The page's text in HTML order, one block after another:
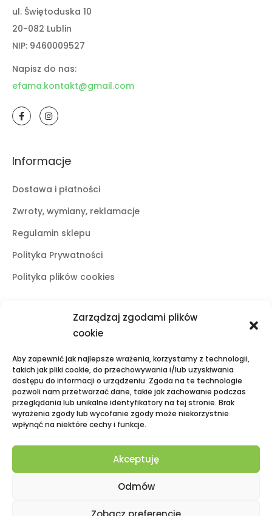
Zarządzaj zgodami plików
cookie
Aby zapewnić jak najlepsze wrażenia, korzystamy z technologii,
takich jak pliki cookie, do przechowywania i/lub uzyskiwania
dostępu do informacji o urządzeniu. Zgoda na te technologie
pozwoli nam przetwarzać dane, takie jak zachowanie podczas
przeglądania lub unikalne identyfikatory na tej stronie. Brak
wyrażenia zgody lub wycofanie zgody może niekorzystnie
wpłynąć na niektóre cechy i funkcje.
Akceptuję
Odmów
ul. Świętoduska 10
20-082 Lublin
NIP: 9460009527
Napisz do nas:
efama.kontakt@gmail.com
Informacje
Dostawa i płatności
Zwroty, wymiany, reklamacje
Regulamin sklepu
Polityka Prywatności
Polityka plików cookies
Butiki stacjonarne
ul. Świętoduska 10
mail:fama.lublin@op.pl
tel:+48 601 525 423
Puławy
fama.pulawy@op.pl
tel:+48 695 938 095